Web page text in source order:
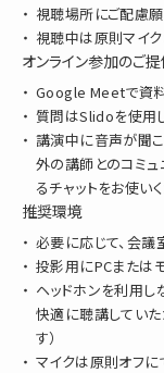
視聴場所にご配慮願
視聴中は原則マイク
オンライン参加のご
Google Meetで資料
質問はSlidoを使用
講演中に音声が聞
外の講師とのコミ
るチャットをお使いく
推奨環境
必要に応じて、会議
投影用にPCまたは
ヘッドホンを利用し
快適に聴講していた
す）
マイクは原則オフに